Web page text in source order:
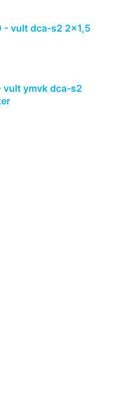
- vult dca-s2 2x1,5
vult ymvk dca-s2